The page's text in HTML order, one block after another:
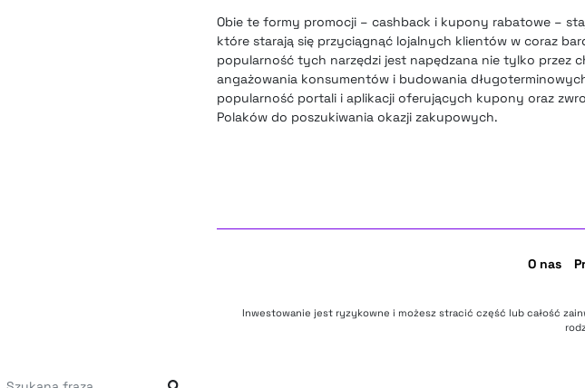
Obie te formy promocji – cashback i kupony rabatowe –
które starają się przyciągnąć lojalnych klientów w coraz
popularność tych narzędzi jest napędzana nie tylko przez
angażowania konsumentów i budowania
popularność portali i aplikacji oferujących kupony oraz
Polaków do poszukiwania okazji zakupowych.
O nas
Inwestowanie jest ryzykowne i możesz stracić część lub całość